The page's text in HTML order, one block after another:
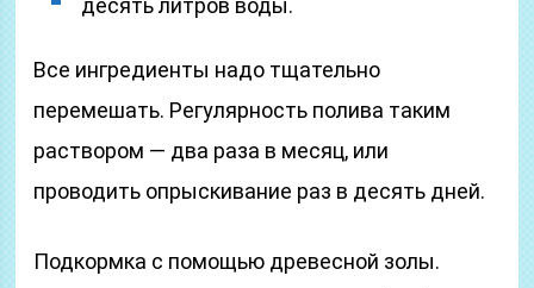
десять литров воды.
Все ингредиенты надо тщательно
перемешать. Регулярность полива таким
раствором — два раза в месяц, или
проводить опрыскивание раз в десять дней.
Подкормка с помощью древесной золы.